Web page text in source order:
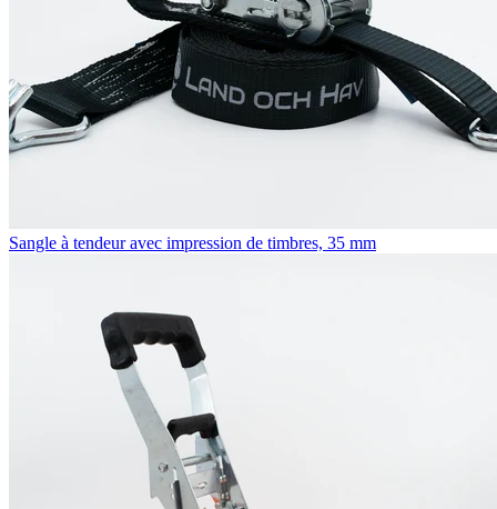
Sangle à tendeur avec impression de timbres, 35 mm